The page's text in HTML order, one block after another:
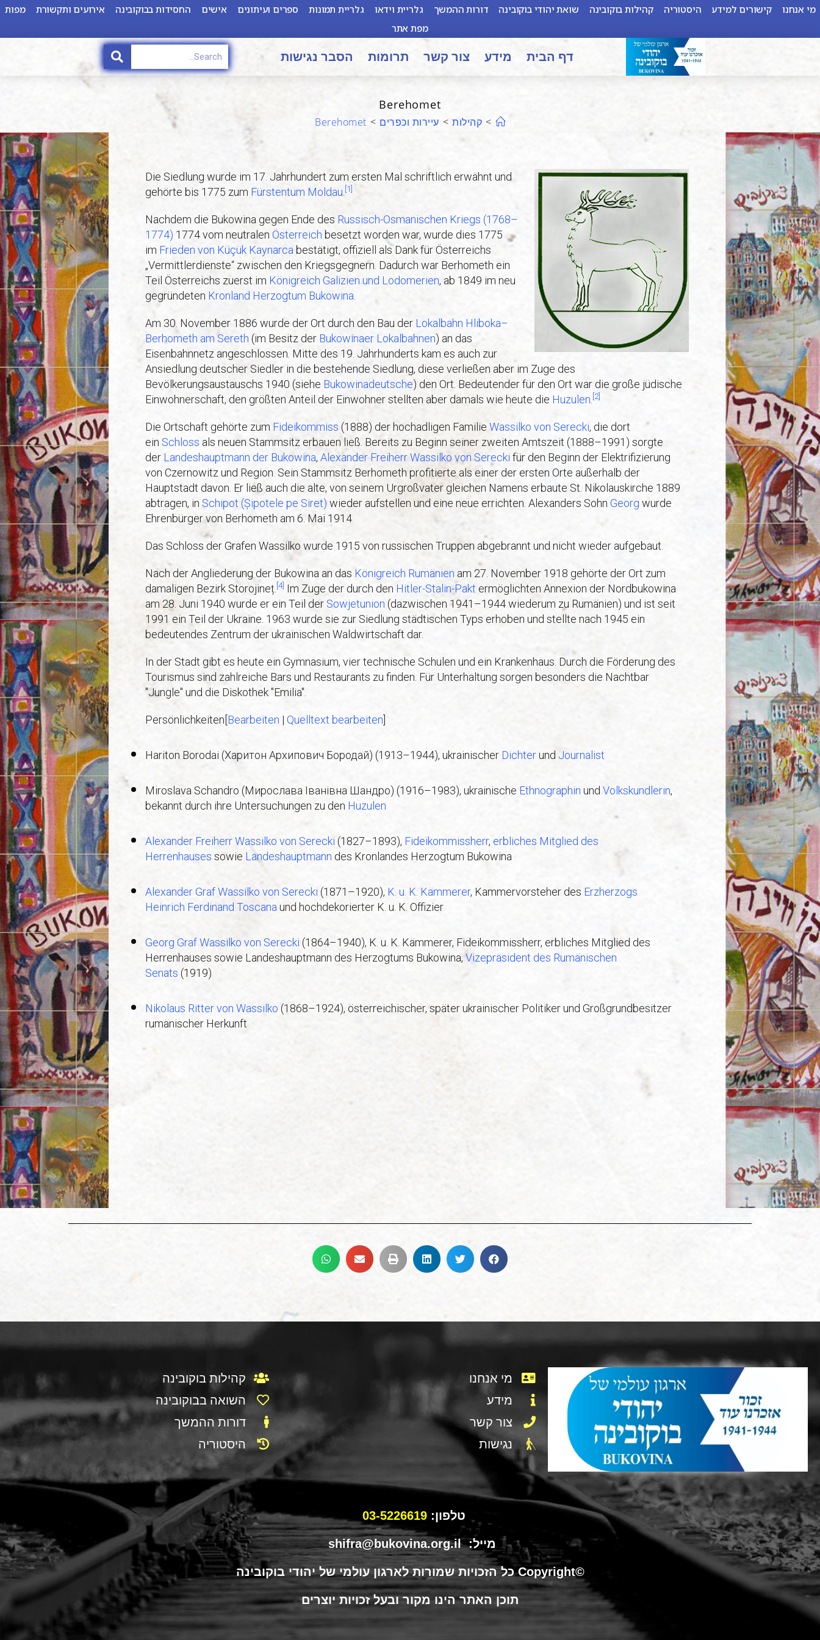
מי אנחנו קישורים למידע היסטוריה קהילות בוקובינה שואת יהודי בוקובינה דורות ההמשך גלריית וידאו גלריית תמונות ספרים ועיתונים אישים החסידות בבוקובינה אירועים ותקשורת
מפות
מפת אתר
דף הבית מידע צור קשר תרומות הסבר נגישות
Berehomet
> קהילות > עיירות וכפרים >
Berehomet
Die Siedlung wurde im 17. Jahrhundert zum ersten Mal schriftlich erwähnt und
gehörte bis 1775 zum Fürstentum Moldau [1]
Nachdem die Bukowina gegen Ende des Russisch-Osmanischen Kriegs (1768–
1774) 1774 vom neutralen Österreich besetzt worden war, wurde dies 1775
im Frieden von Küçük Kaynarca bestätigt, offiziell als Dank für Österreichs
„Vermittlerdienste“ zwischen den Kriegsgegnern. Dadurch war Berhometh ein
Teil Österreichs zuerst im Königreich Galizien und Lodomerien, ab 1849 im neu
gegründeten Kronland Herzogtum Bukowina
Am 30. November 1886 wurde der Ort durch den Bau der Lokalbahn Hliboka–
Berhometh am Sereth (im Besitz der Bukowinaer Lokalbahnen) an das
Eisenbahnnetz angeschlossen. Mitte des 19. Jahrhunderts kam es auch zur
Ansiedlung deutscher Siedler in die bestehende Siedlung, diese verließen aber im Zuge des
Bevölkerungsaustauschs 1940 (siehe Bukowinadeutsche) den Ort. Bedeutender für den Ort war die große jüdische
Einwohnerschaft, den größten Anteil der Einwohner stellten aber damals wie heute die Huzulen [2]
Die Ortschaft gehörte zum Fideikommiss (1888) der hochadligen Familie Wassilko von Serecki, die dort
ein Schloss als neuen Stammsitz erbauen ließ. Bereits zu Beginn seiner zweiten Amtszeit (1888–1991) sorgte
der Landeshauptmann der Bukowina, Alexander Freiherr Wassilko von Serecki für den Beginn der Elektrifizierung
von Czernowitz und Region. Sein Stammsitz Berhometh profitierte als einer der ersten Orte außerhalb der
Hauptstadt davon. Er ließ auch die alte, von seinem Urgroßvater gleichen Namens erbaute St. Nikolauskirche 1889
abtragen, in Schipot (Șipotele pe Siret) wieder aufstellen und eine neue errichten. Alexanders Sohn Georg wurde
Ehrenbürger von Berhometh am 6. Mai 1914
Das Schloss der Grafen Wassilko wurde 1915 von russischen Truppen abgebrannt und nicht wieder aufgebaut.
Nach der Angliederung der Bukowina an das Königreich Rumänien am 27. November 1918 gehörte der Ort zum
damaligen Bezirk Storojineț. [4] Im Zuge der durch den Hitler-Stalin-Pakt ermöglichten Annexion der Nordbukowina
am 28. Juni 1940 wurde er ein Teil der Sowjetunion (dazwischen 1941–1944 wiederum zu Rumänien) und ist seit
1991 ein Teil der Ukraine. 1963 wurde sie zur Siedlung städtischen Typs erhoben und stellte nach 1945 ein
bedeutendes Zentrum der ukrainischen Waldwirtschaft dar.
In der Stadt gibt es heute ein Gymnasium, vier technische Schulen und ein Krankenhaus. Durch die Förderung des
Tourismus sind zahlreiche Bars und Restaurants zu finden. Für Unterhaltung sorgen besonders die Nachtbar
"Jungle" und die Diskothek "Emilia".
Persönlichkeiten[Bearbeiten | Quelltext bearbeiten]
Hariton Borodai (Харитон Архипович Бородай) (1913–1944), ukrainischer Dichterund Journalist
Miroslava Schandro (Мирослава Іванівна Шандро) (1916–1983), ukrainische Ethnographin und Volkskundlerin,
bekannt durch ihre Untersuchungen zu den Huzulen
Alexander Freiherr Wassilko von Serecki (1827–1893), Fideikommissherr, erbliches Mitglied des
Herrenhauses sowie Landeshauptmann des Kronlandes Herzogtum Bukowina
Alexander Graf Wassilko von Serecki (1871–1920), K. u. K. Kämmerer, Kammervorsteher des Erzherzogs
Heinrich Ferdinand Toscana und hochdekorierter K. u. K. Offizier
Georg Graf Wassilko von Serecki (1864–1940), K. u. K. Kämmerer, Fideikommissherr, erbliches Mitglied des
Herrenhauses sowie Landeshauptmann des Herzogtums Bukowina,Vizepräsident des Rumänischen
Senats (1919)
Nikolaus Ritter von Wassilko (1868–1924), österreichischer, später ukrainischer Politiker und Großgrundbesitzer
rumänischer Herkunft
מי אנחנו
מידע
צור קשר
נגישות
קהילות בוקובינה
השואה בבוקובינה
דורות ההמשך
היסטוריה
טלפון:03-5226619
מייל: shifra@bukovina.org.il
©Copyright כל הזכויות שמורות לארגון עולמי של יהודי בוקובינה
תוכן האתר הינו מקור ובעל זכויות יוצרים